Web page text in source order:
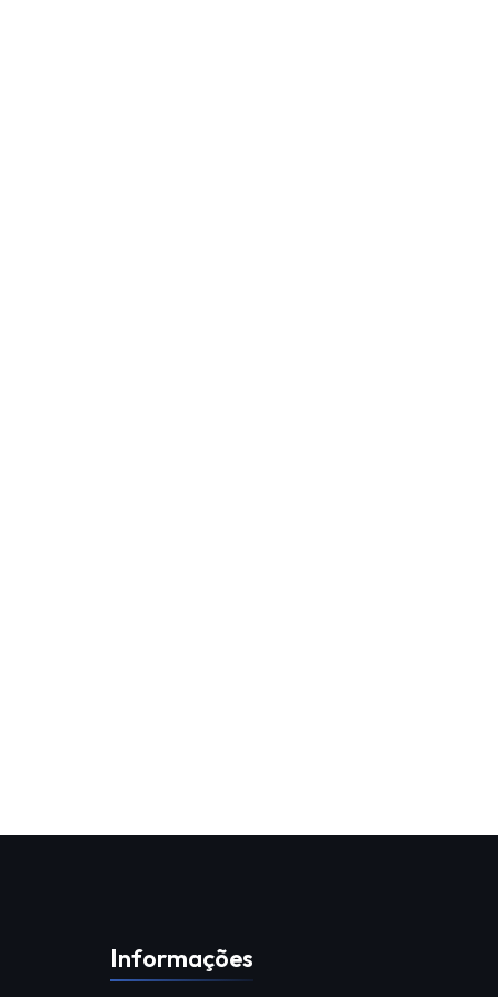
Informações